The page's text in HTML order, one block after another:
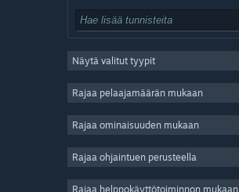
Simulaatio
Strategia
2D
Pelaa ilmaiseksi
Näytä valitut tyypit
Rajaa pelaajamäärän mukaan
Rajaa ominaisuuden mukaan
Rajaa ohjaintuen perusteella
Rajaa helppokäyttötoiminnon mukaan